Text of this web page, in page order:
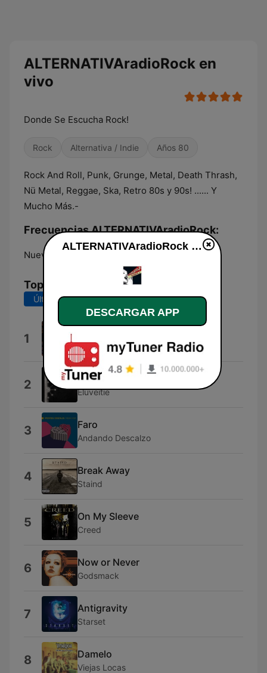
ALTERNATIVAradioRock en
vivo
Donde Se Escucha Rock!
Rock Alternativa / Indie Años 80
Rock And Roll, Punk, Grunge, Metal, Death Thrash,
Nü Metal, Reggae, Ska, Retro 80s y 90s! ...... Y
Mucho Más.-
Frecuencias ALTERNATIVAradioRock:
Nueve de Julio:
Top Canciones
Últimos 7 días Últimos 30 días
1 Ratt
2 The Call of the Mountains
Eluveitie
3 Faro
Andando Descalzo
4 Break Away
Staind
5 On My Sleeve
Creed
6 Now or Never
Godsmack
7 Antigravity
Starset
8 Damelo
Viejas Locas
ALTERNATIVAradioRock en vivo
DESCARGAR APP